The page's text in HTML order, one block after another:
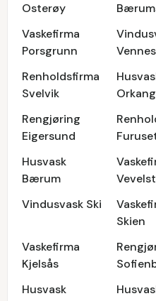
Osterøy
Vaskefirma
Porsgrunn
Renholdsfirma
Svelvik
Rengjøring
Eigersund
Husvask
Bærum
Vindusvask Ski
Skien
Vaskefirma
Kjelsås
Husvask